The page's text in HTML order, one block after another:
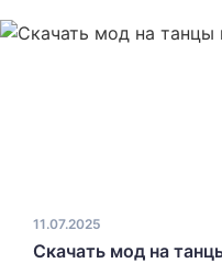
Скачать мод на
11.07.2025